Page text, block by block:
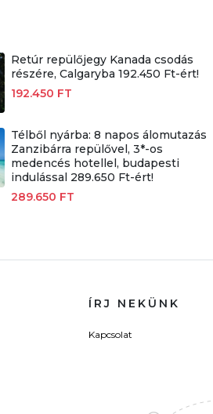
Retúr repülőjegy Kanada csodás
részére, Calgaryba 192.450 Ft-ért!
192.450 FT
Télből nyárba: 8 napos álomutazás
Zanzibárra repülővel, 3*-os
medencés hotellel, budapesti
indulással 289.650 Ft-ért!
289.650 FT
ÍRJ NEKÜNK
Kapcsolat